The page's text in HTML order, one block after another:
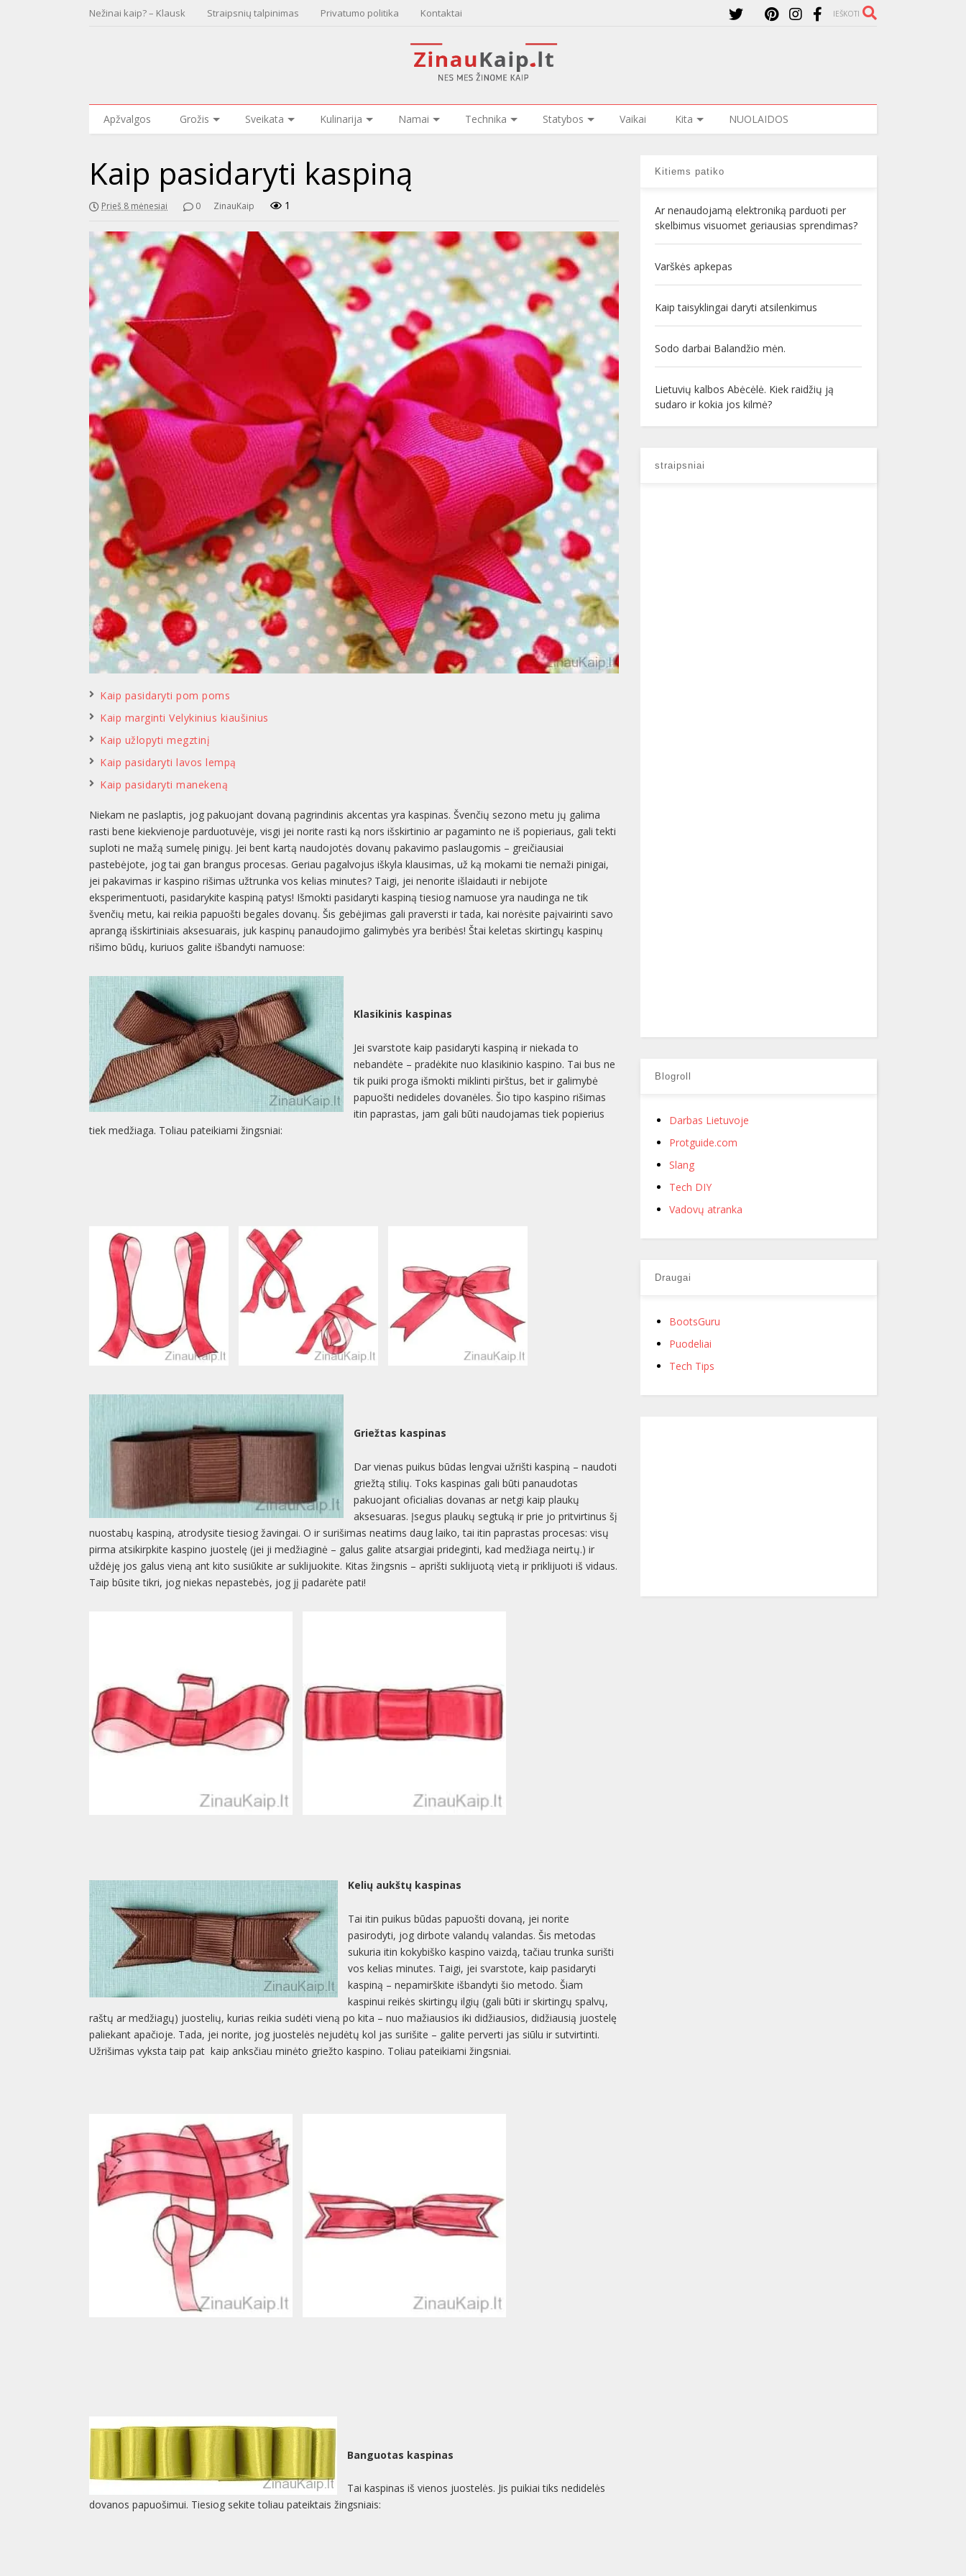
Nežinai kaip? – Klausk Straipsnių talpinimas Privatumo politika Kontaktai IEŠKOTI
Apžvalgos Grožis Sveikata Kulinarija Namai Technika Statybos Vaikai Kita NUOLAIDOS
Kaip pasidaryti kaspiną
Prieš 8 mėnesiai 0 ZinauKaip 1
Kaip pasidaryti pom poms
Kaip marginti Velykinius kiaušinius
Kaip užlopyti megztinį
Kaip pasidaryti lavos lempą
Kaip pasidaryti manekeną
Niekam ne paslaptis, jog pakuojant dovaną pagrindinis akcentas yra kaspinas. Švenčių sezono metu jų galima
rasti bene kiekvienoje parduotuvėje, visgi jei norite rasti ką nors išskirtinio ar pagaminto ne iš popieriaus, gali tekti
suploti ne mažą sumelę pinigų. Jei bent kartą naudojotės dovanų pakavimo paslaugomis – greičiausiai
pastebėjote, jog tai gan brangus procesas. Geriau pagalvojus iškyla klausimas, už ką mokami tie nemaži pinigai,
jei pakavimas ir kaspino rišimas užtrunka vos kelias minutes? Taigi, jei nenorite išlaidauti ir nebijote
eksperimentuoti, pasidarykite kaspiną patys! Išmokti pasidaryti kaspiną tiesiog namuose yra naudinga ne tik
švenčių metu, kai reikia papuošti begales dovanų. Šis gebėjimas gali praversti ir tada, kai norėsite paįvairinti savo
aprangą išskirtiniais aksesuarais, juk kaspinų panaudojimo galimybės yra beribės! Štai keletas skirtingų kaspinų
rišimo būdų, kuriuos galite išbandyti namuose:
Klasikinis kaspinas
Jei svarstote kaip pasidaryti kaspiną ir niekada to
nebandėte – pradėkite nuo klasikinio kaspino. Tai bus ne
tik puiki proga išmokti miklinti pirštus, bet ir galimybė
papuošti nedideles dovanėles. Šio tipo kaspino rišimas
itin paprastas, jam gali būti naudojamas tiek popierius
tiek medžiaga. Toliau pateikiami žingsniai:
Griežtas kaspinas
Dar vienas puikus būdas lengvai užrišti kaspiną – naudoti
griežtą stilių. Toks kaspinas gali būti panaudotas
pakuojant oficialias dovanas ar netgi kaip plaukų
aksesuaras. Įsegus plaukų segtuką ir prie jo pritvirtinus šį
nuostabų kaspiną, atrodysite tiesiog žavingai. O ir surišimas neatims daug laiko, tai itin paprastas procesas: visų
pirma atsikirpkite kaspino juostelę (jei ji medžiaginė – galus galite atsargiai prideginti, kad medžiaga neirtų.) ir
uždėję jos galus vieną ant kito susiūkite ar suklijuokite. Kitas žingsnis – aprišti suklijuotą vietą ir priklijuoti iš vidaus.
Taip būsite tikri, jog niekas nepastebės, jog jį padarėte pati!
Kelių aukštų kaspinas
Tai itin puikus būdas papuošti dovaną, jei norite
pasirodyti, jog dirbote valandų valandas. Šis metodas
sukuria itin kokybiško kaspino vaizdą, tačiau trunka surišti
vos kelias minutes. Taigi, jei svarstote, kaip pasidaryti
kaspiną – nepamirškite išbandyti šio metodo. Šiam
kaspinui reikės skirtingų ilgių (gali būti ir skirtingų spalvų,
raštų ar medžiagų) juostelių, kurias reikia sudėti vieną po kita – nuo mažiausios iki didžiausios, didžiausią juostelę
paliekant apačioje. Tada, jei norite, jog juostelės nejudėtų kol jas surišite – galite perverti jas siūlu ir sutvirtinti.
Užrišimas vyksta taip pat kaip anksčiau minėto griežto kaspino. Toliau pateikiami žingsniai.
Banguotas kaspinas
Tai kaspinas iš vienos juostelės. Jis puikiai tiks nedidelės
dovanos papuošimui. Tiesiog sekite toliau pateiktais žingsniais:
Kitiems patiko
Ar nenaudojamą elektroniką parduoti per
skelbimus visuomet geriausias sprendimas?
Varškės apkepas
Kaip taisyklingai daryti atsilenkimus
Sodo darbai Balandžio mėn.
Lietuvių kalbos Abėcėlė. Kiek raidžių ją
sudaro ir kokia jos kilmė?
straipsniai
Blogroll
Darbas Lietuvoje
Protguide.com
Slang
Tech DIY
Vadovų atranka
Draugai
BootsGuru
Puodeliai
Tech Tips